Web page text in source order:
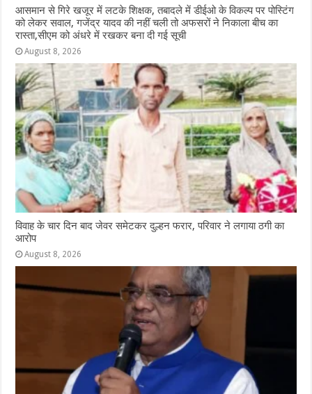
आसमान से गिरे खजूर में लटके शिक्षक, तबादले में डीईओ के विकल्प पर पोस्टिंग
को लेकर सवाल, गजेंद्र यादव की नहीं चली तो अफसरों ने निकाला बीच का
रास्ता,सीएम को अंधरे में रखकर बना दी गई सूची
August 8, 2026
विवाह के चार दिन बाद जेवर समेटकर दुल्हन फरार, परिवार ने लगाया ठगी का
आरोप
August 8, 2026